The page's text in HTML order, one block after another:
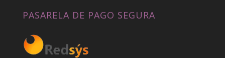
PASARELA DE PAGO SEGURA